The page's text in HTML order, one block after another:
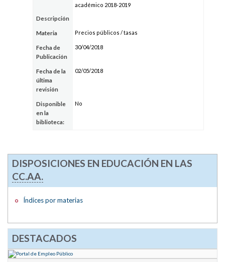
académico 2018-2019
Descripción
Materia Precios públicos / tasas
Fecha de
Publicación
30/04/2018
Fecha de la
última
revisión
02/05/2018
Disponible
en la
biblioteca:
No
DISPOSICIONES EN EDUCACIÓN EN LAS
CC.AA.
Índices por materias
DESTACADOS